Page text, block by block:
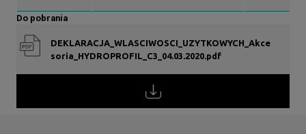
Do pobrania
DEKLARACJA_WLASCIWOSCI_UZYTKOWYCH_Akce
soria_HYDROPROFIL_C3_04.03.2020.pdf